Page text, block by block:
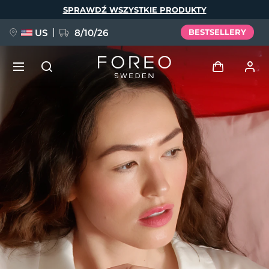
SPRAWDŹ WSZYSTKIE PRODUKTY
US 8/10/26 BESTSELLERY
Zaloguj
Profil użytkownika
Moje urządzenia
Moje zamówienia
Moje adresy
Moje subskrypcje
FAQ™ Pure Beauty-Tech Elixir
BREAKING NEWS
issa™ Teeth Whitening Set
Język
English Deutsch
Español
Français
Português
Polski
Svenska
Русский
Türkçe
简体中文 繁體中文